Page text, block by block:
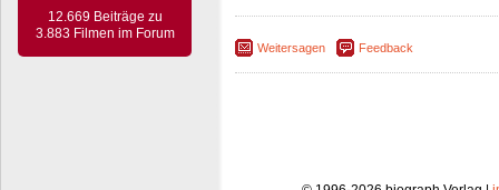
12.669 Beiträge zu
3.883 Filmen im Forum
Weitersagen Feedback